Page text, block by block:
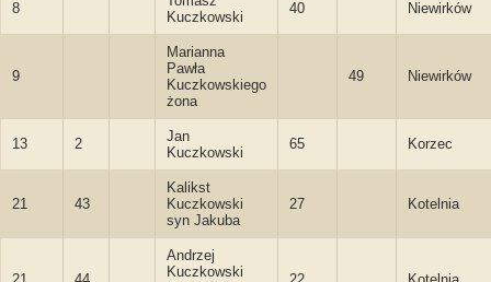
8
Kuczkowski
40 Niewirków
9
Marianna
Pawła
Kuczkowskiego
żona
49 Niewirków
13 2
Jan
Kuczkowski
65 Korzec
21 43
Kalikst
Kuczkowski
syn Jakuba
27 Kotelnia
Andrzej
Kuczkowski